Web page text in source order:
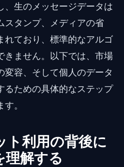
、生のメッセージデータは
スタンプ、メディアの省
れており、標準的なアルゴ
きません。以下では、市場
変容、そして個人のデータ
るための具体的なステップ
。
ト利用の背後に
理解する